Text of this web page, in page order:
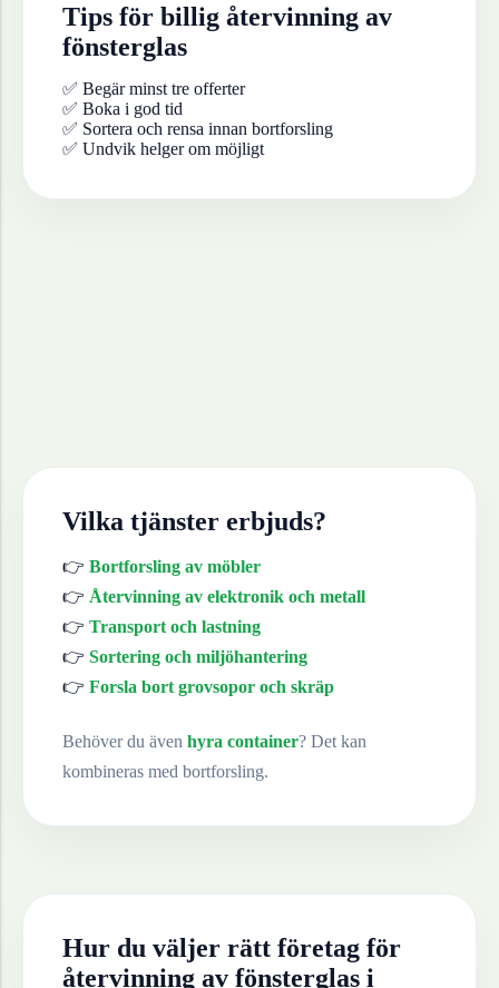
Tips för billig återvinning av
fönsterglas
✅ Begär minst tre offerter
✅ Boka i god tid
✅ Sortera och rensa innan bortforsling
✅ Undvik helger om möjligt
Vilka tjänster erbjuds?
👉 Bortforsling av möbler
👉 Återvinning av elektronik och metall
👉 Transport och lastning
👉 Sortering och miljöhantering
👉 Forsla bort grovsopor och skräp
Behöver du även hyra container? Det kan
kombineras med bortforsling.
Hur du väljer rätt företag för
återvinning av fönsterglas i